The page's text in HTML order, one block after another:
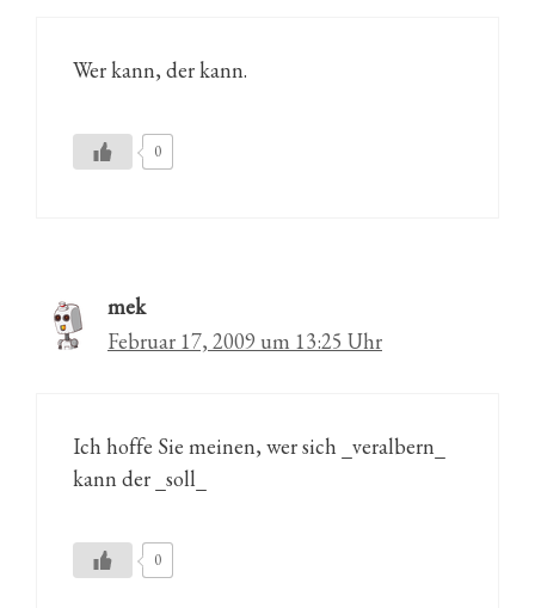
Wer kann, der kann.
0
mek
Februar 17, 2009 um 13:25 Uhr
Ich hoffe Sie meinen, wer sich _veralbern_
kann der _soll_
0